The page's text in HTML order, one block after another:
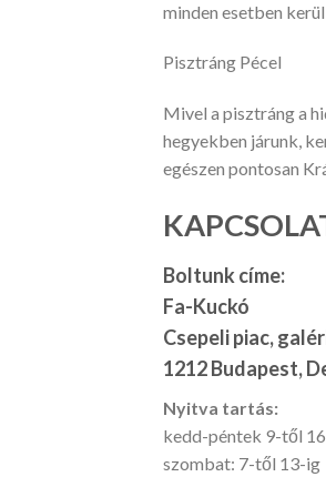
minden esetben
Pisztráng Pécel
Mivel a pisztráng a
hegyekben járunk,
egészen pontosan
Boltunk címe:
Fa-Kuckó
Csepeli piac,
1212 Budapest,
Nyitva tartás:
kedd-péntek 9-től
szombat: 7-től 13-ig